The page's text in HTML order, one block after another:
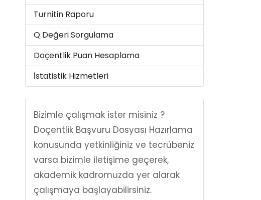
Turnitin Raporu
Q Değeri Sorgulama
Doçentlik Puan Hesaplama
İstatistik Hizmetleri
Bizimle çalışmak ister misiniz ?
Doçentlik Başvuru Dosyası Hazırlama
konusunda yetkinliğiniz ve tecrübeniz
varsa bizimle iletişime geçerek,
akademik kadromuzda yer alarak
çalışmaya başlayabilirsiniz.